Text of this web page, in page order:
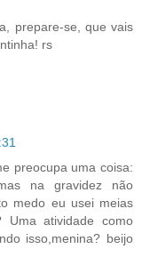
prepare-se, que vais
rs
preocupa uma coisa:
na gravidez não
medo eu usei meias
atividade como
isso,menina? beijo